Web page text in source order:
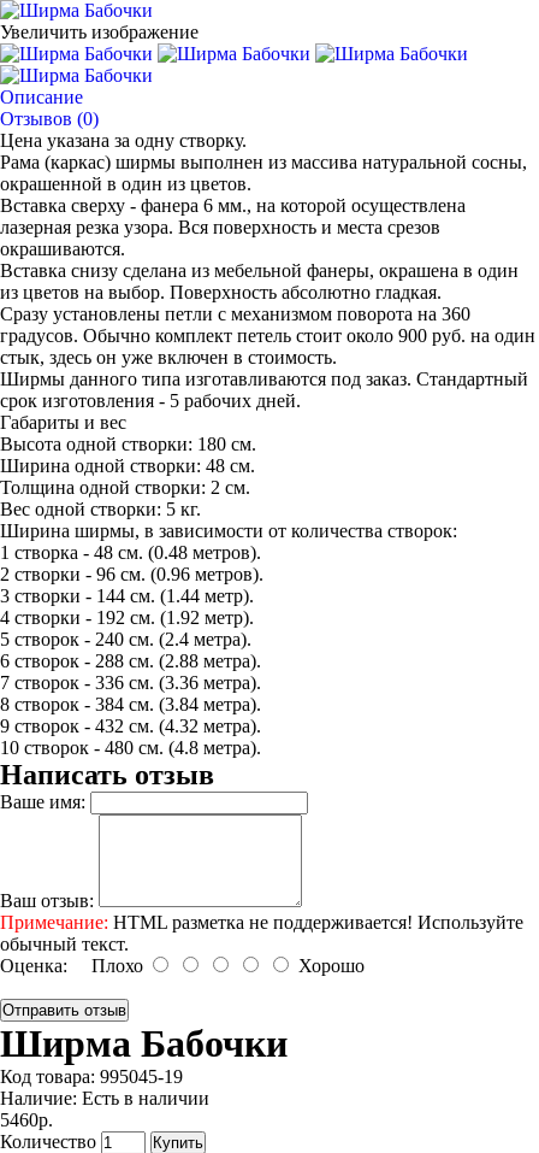
Увеличить изображение
Описание
Отзывов (0)
Цена указана за одну створку.
Рама (каркас) ширмы выполнен из массива натуральной сосны,
окрашенной в один из цветов.
Вставка сверху - фанера 6 мм., на которой осуществлена
лазерная резка узора. Вся поверхность и места срезов
окрашиваются.
Вставка снизу сделана из мебельной фанеры, окрашена в один
из цветов на выбор. Поверхность абсолютно гладкая.
Сразу установлены петли с механизмом поворота на 360
градусов. Обычно комплект петель стоит около 900 руб. на один
стык, здесь он уже включен в стоимость.
Ширмы данного типа изготавливаются под заказ. Стандартный
срок изготовления - 5 рабочих дней.
Габариты и вес
Высота одной створки: 180 см.
Ширина одной створки: 48 см.
Толщина одной створки: 2 см.
Вес одной створки: 5 кг.
Ширина ширмы, в зависимости от количества створок:
1 створка - 48 см. (0.48 метров).
2 створки - 96 см. (0.96 метров).
3 створки - 144 см. (1.44 метр).
4 створки - 192 см. (1.92 метр).
5 створок - 240 см. (2.4 метра).
6 створок - 288 см. (2.88 метра).
7 створок - 336 см. (3.36 метра).
8 створок - 384 см. (3.84 метра).
9 створок - 432 см. (4.32 метра).
10 створок - 480 см. (4.8 метра).
Написать отзыв
Ваше имя:
Ваш отзыв:
Примечание: HTML разметка не поддерживается! Используйте
обычный текст.
Оценка: Плохо Хорошо
Отправить отзыв
Ширма Бабочки
Код товара: 995045-19
Наличие: Есть в наличии
5460р.
Количество
Купить